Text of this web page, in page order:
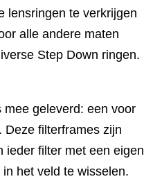
lensringen te verkrijgen
alle andere maten
Step Down ringen.
geleverd: een voor
Deze filterframes zijn
ieder filter met een eigen
het veld te wisselen.